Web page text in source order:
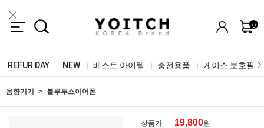
0
REFUR DAY NEW 베스트 아이템 충전용품 케이스 보호필름
음향기기 블루투스이어폰
상품가 19,800원